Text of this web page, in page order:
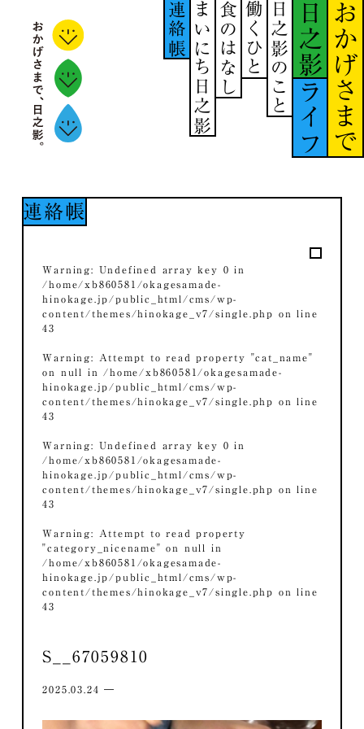
おかげさまで
日之影
ライフ
日之影のこと
働くひと
食のはなし
まいにち日之影
連絡帳
連絡帳
Warning: Undefined array key 0 in
/home/xb860581/okagesamade-
hinokage.jp/public_html/cms/wp-
content/themes/hinokage_v7/single.php
on line
43
Warning: Attempt to read property "cat_name"
on null in /home/xb860581/okagesamade-
hinokage.jp/public_html/cms/wp-
content/themes/hinokage_v7/single.php
on line
43
Warning: Undefined array key 0 in
/home/xb860581/okagesamade-
hinokage.jp/public_html/cms/wp-
content/themes/hinokage_v7/single.php
on line
43
Warning: Attempt to read property
"category_nicename" on null in
/home/xb860581/okagesamade-
hinokage.jp/public_html/cms/wp-
content/themes/hinokage_v7/single.php
on line
43
S__67059810
2025.03.24 ―